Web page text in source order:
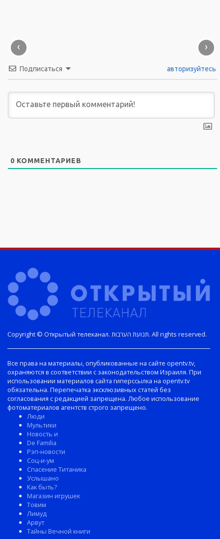
‹ ›
Подписаться авторизуйтесь
0 КОММЕНТАРИЕВ
Copyright © Открытый телеканал. תנועת הערבות. All rights reserved.
Все права на материалы, опубликованные на сайте opentv.tv,
охраняются в соответствии с законодательством Израиля. При
использовании материалов сайта гиперссылка на opentv.tv
обязательна. Перепечатка эксклюзивных статей без
согласования с редакцией запрещена. Любое использование
фотоматериалов агентств строго запрещено.
Люди
Мультики
Новость и
De Familia
Рэп-новости
Соц-и-ум
Спасение Титаника
Услышано
Как быть?
Магазин игрушек
Товим
Лимуд
Арвут
Тайны Вечной книги